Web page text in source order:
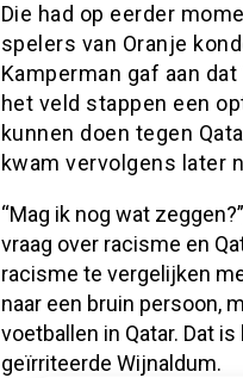
Die had op eerder
spelers van Oranje
Kamperman gaf aan
het veld stappen een
kunnen doen tegen
kwam vervolgens later
“Mag ik nog wat
vraag over racisme en
racisme te vergelijken
naar een bruin persoon,
voetballen in Qatar. Dat
geïrriteerde Wijnaldum.